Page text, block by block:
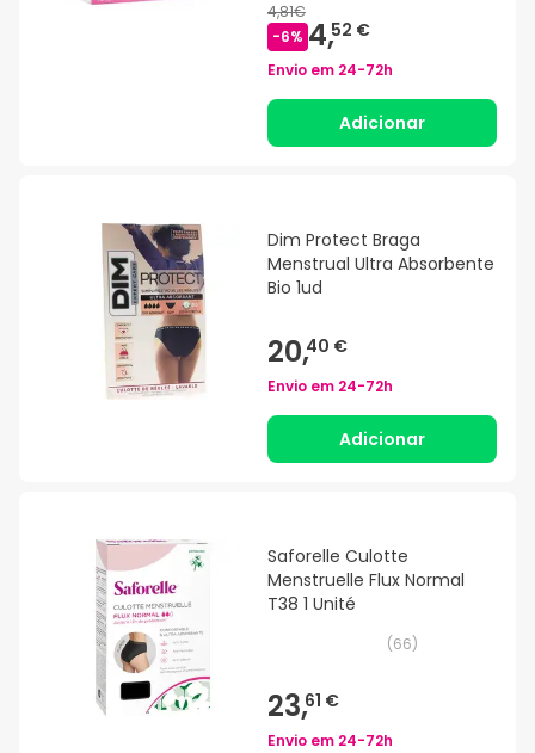
4,81€
-6% 4,52 €
Envio em 24-72h
Adicionar
Dim Protect Braga
Menstrual Ultra Absorbente
Bio 1ud
20,40 €
Envio em 24-72h
Adicionar
Saforelle Culotte
Menstruelle Flux Normal
T38 1 Unité
(66)
23,61 €
Envio em 24-72h